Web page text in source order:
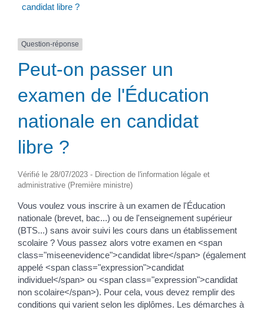
candidat libre ?
Question-réponse
Peut-on passer un
examen de l'Éducation
nationale en candidat
libre ?
Vérifié le 28/07/2023 - Direction de l'information légale et
administrative (Première ministre)
Vous voulez vous inscrire à un examen de l'Éducation
nationale (brevet, bac...) ou de l'enseignement supérieur
(BTS...) sans avoir suivi les cours dans un établissement
scolaire ? Vous passez alors votre examen en <span
class="miseenevidence">candidat libre</span> (également
appelé <span class="expression">candidat
individuel</span> ou <span class="expression">candidat
non scolaire</span>). Pour cela, vous devez remplir des
conditions qui varient selon les diplômes. Les démarches à